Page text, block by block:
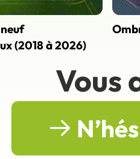
(2018 à 2026)
Vous